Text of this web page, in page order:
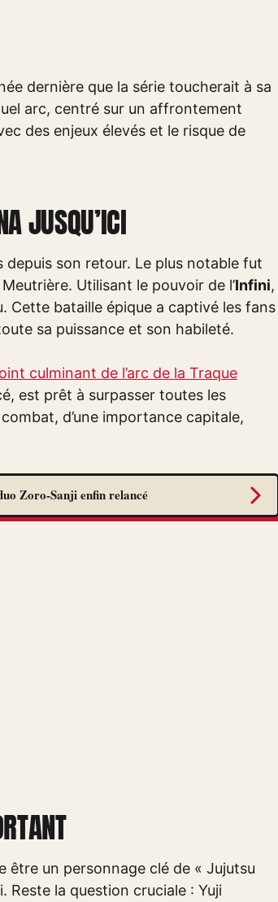
dernière que la série toucherait à sa
arc, centré sur un affrontement
des enjeux élevés et le risque de
JUSQU’ICI
depuis son retour. Le plus notable fut
Utilisant le pouvoir de l’Infini,
Cette bataille épique a captivé les fans
sa puissance et son habileté.
culminant de l’arc de la Traque
est prêt à surpasser toutes les
d’une importance capitale,
Zoro-Sanji enfin relancé
être un personnage clé de « Jujutsu
Reste la question cruciale : Yuji